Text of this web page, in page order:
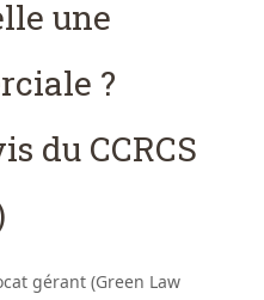
une
?
du CCRCS
gérant (Green Law